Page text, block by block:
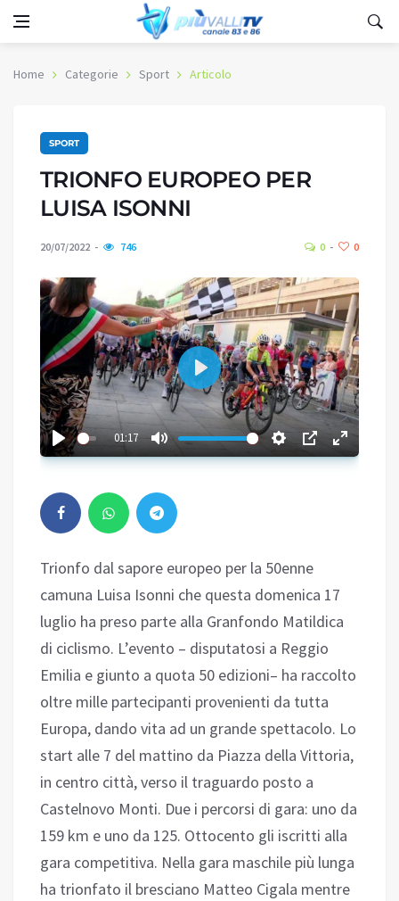
Home Categorie Sport Articolo
SPORT
TRIONFO EUROPEO PER
LUISA ISONNI
20/07/2022 746 0 0
01:17
Play
Trionfo dal sapore europeo per la 50enne
camuna Luisa Isonni che questa domenica 17
luglio ha preso parte alla Granfondo Matildica
di ciclismo. L’evento – disputatosi a Reggio
Emilia e giunto a quota 50 edizioni– ha raccolto
oltre mille partecipanti provenienti da tutta
Europa, dando vita ad un grande spettacolo. Lo
start alle 7 del mattino da Piazza della Vittoria,
in centro città, verso il traguardo posto a
Castelnovo Monti. Due i percorsi di gara: uno da
159 km e uno da 125. Ottocento gli iscritti alla
gara competitiva. Nella gara maschile più lunga
ha trionfato il bresciano Matteo Cigala mentre